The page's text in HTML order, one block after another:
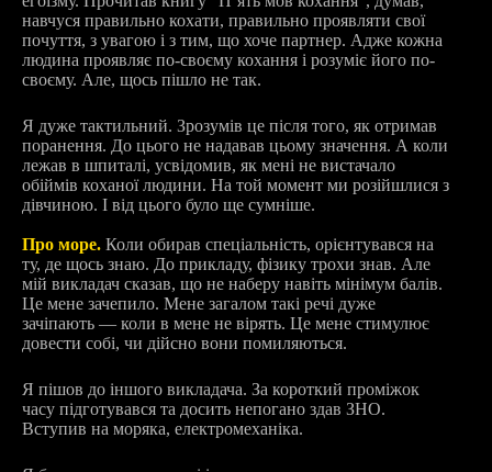
навчуся правильно кохати, правильно проявляти свої
почуття, з увагою і з тим, що хоче партнер. Адже кожна
людина проявляє по-своєму кохання і розуміє його по-
своєму. Але, щось пішло не так.
Я дуже тактильний. Зрозумів це після того, як отримав
поранення. До цього не надавав цьому значення. А коли
лежав в шпиталі, усвідомив, як мені не вистачало
обіймів коханої людини. На той момент ми розійшлися з
дівчиною. І від цього було ще сумніше.
Про море. Коли обирав спеціальність, орієнтувався на
ту, де щось знаю. До прикладу, фізику трохи знав. Але
мій викладач сказав, що не наберу навіть мінімум балів.
Це мене зачепило. Мене загалом такі речі дуже
зачіпають — коли в мене не вірять. Це мене стимулює
довести собі, чи дійсно вони помиляються.
Я пішов до іншого викладача. За короткий проміжок
часу підготувався та досить непогано здав ЗНО.
Вступив на моряка, електромеханіка.